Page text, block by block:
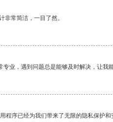
非常简洁，一目了然。
专业，遇到问题总是能够及时解决，让我
程序已经为我们带来了无限的隐私保护和